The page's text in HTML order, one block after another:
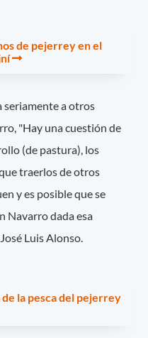
de pejerrey en el
seriamente a otros
"Hay una cuestión de
(de pastura), los
traerlos de otros
y es posible que se
Navarro dada esa
Luis Alonso.
la pesca del pejerrey